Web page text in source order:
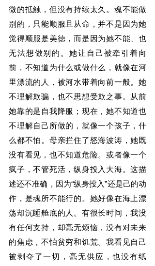
微的抵触，但没有持续太久。魂不能做
别的，只能顺服且从命，并不是因为她
觉得顺服是美徳，而是因为她不能、也
无法想做别的。她让自己被牵引着向
前，不知道为什么或做什么，就像在河
里漂流的人，被河水带着向前一般。她
不理解欺骗，也不思想受欺之事。从前
她靠的是自我降服；现在，她不知道也
不理解自己所做的，就像一个孩子，什
么都不怕。母亲拦住了怒海波涛，她既
没有看见，也不知道危险。或者像一个
疯子，不管死活，纵身投入大海。这描
述还不准确，因为“纵身投入”还是己的动
作，是魂所不能行的。她好像在海上漂
荡却沉睡舱底的人。有很长时间，我没
有任何支持，却毫无烦恼，没有对未来
的焦虑，不怕贫穷和饥荒。我看见自己
被剥夺了一切，毫无供应，也没有纸